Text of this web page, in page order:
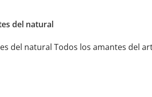
del natural
del natural Todos los amantes del